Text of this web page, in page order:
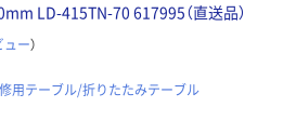
LD-415TN-70 617995（直送品）
ュー）
用テーブル/折りたたみテーブル